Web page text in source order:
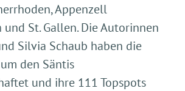
Appenzell
und St. Gallen. Die Autorinnen
Silvia Schaub haben die
den Säntis
und ihre 111 Topspots